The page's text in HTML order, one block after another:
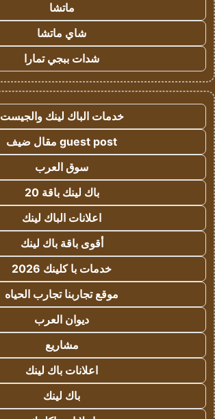
ماتشا
شاي ماتشا
شدات ببجي تمارا
خدمات الباك لينك والجيست
guest post مقال ضيف
سوق العرب
باك لينك باقة 20
اعلانات الباك لينك
أقوى باقة باك لينك
خدمات با كلينك 2026
موقع تجاربنا تجارب الحياه
ديوان العرب
مشاريع
اعلانات باك لينك
باك لينك